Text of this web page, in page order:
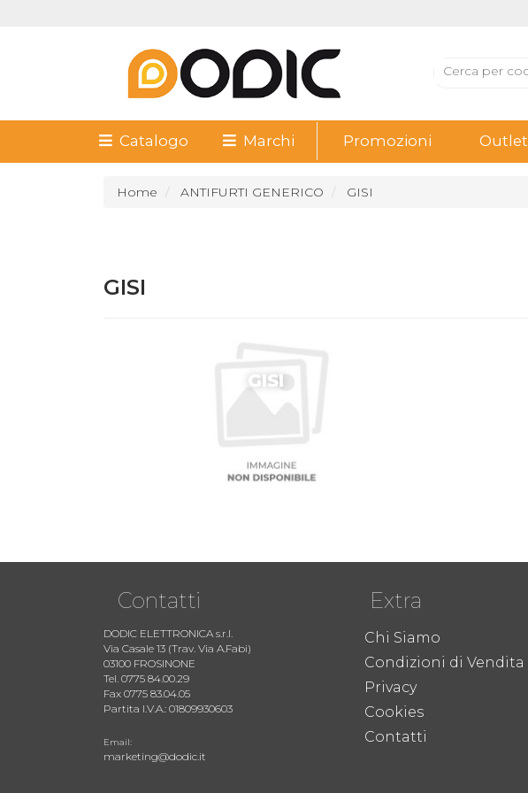
Catalogo Marchi Promozioni Outlet
Home ANTIFURTI GENERICO GISI
GISI
GISI
Contatti
DODIC ELETTRONICA s.r.l.
Via Casale 13 (Trav. Via A.Fabi)
03100 FROSINONE
Tel. 0775 84.00.29
Fax 0775 83.04.05
Partita I.V.A.: 01809930603
Email:
marketing@dodic.it
Extra
Chi Siamo
Condizioni di Vendita
Privacy
Cookies
Contatti